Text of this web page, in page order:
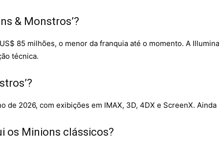
& Monstros’?
85 milhões, o menor da franquia até o momento. A
técnica.
de 2026, com exibições em IMAX, 3D, 4DX e ScreenX.
os Minions clássicos?